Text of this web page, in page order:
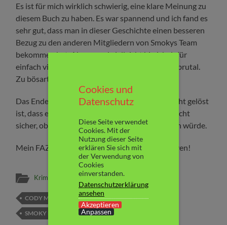
Es ist für mich wirklich schwierig, eine klare Meinung zu
diesem Buch zu haben. Es war spannend und ich fand es
sehr gut, dass man in dieser Geschichte einen besseren
Bezug zu den anderen Mitgliedern von Smokys Team
bekommen hat. Aber – und vielleicht bin ich dafür
einfach viel zu zart besaitet – es war mir viel zu brutal.
Zu bösartig.
Das Ende lässt vermuten, dass der Fall noch nicht gelöst
ist, dass es weitergeht. Ich bin mir momentan nicht
sicher, ob ich mir eine Fortsetzung davon kaufen würde.
Mein FAZIT: Definitiv nichts für schwache Nerven!
Krimi & Thriller ,Rezensionen
CODY MCFADYEN LÜBBE
SERIENKILLER
SMOKY BARRETT
THRILLER
Cookies und
Datenschutz
Diese Seite verwendet
Cookies. Mit der
Nutzung dieser Seite
erklären Sie sich mit
der Verwendung von
Cookies
einverstanden.
Datenschutzerklärung
ansehen
Akzeptieren
Anpassen